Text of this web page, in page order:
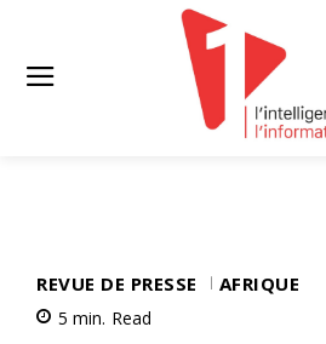
REVUE DE PRESSE AFRIQUE
5 min. Read